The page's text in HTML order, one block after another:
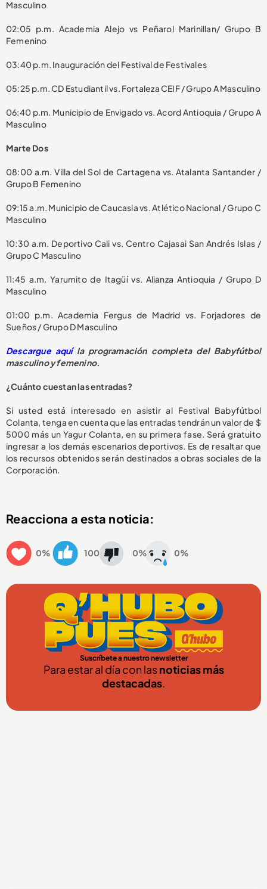
Masculino
02:05 p.m. Academia Alejo vs Peñarol Marinillan/ Grupo B
Femenino
03:40 p.m. Inauguración del Festival de Festivales
05:25 p.m. CD Estudiantil vs. Fortaleza CEIF / Grupo A Masculino
06:40 p.m. Municipio de Envigado vs. Acord Antioquia / Grupo A
Masculino
Marte Dos
08:00 a.m. Villa del Sol de Cartagena vs. Atalanta Santander /
Grupo B Femenino
09:15 a.m. Municipio de Caucasia vs. Atlético Nacional / Grupo C
Masculino
10:30 a.m. Deportivo Cali vs. Centro Cajasai San Andrés Islas /
Grupo C Masculino
11:45 a.m. Yarumito de Itagüí vs. Alianza Antioquia / Grupo D
Masculino
01:00 p.m. Academia Fergus de Madrid vs. Forjadores de
Sueños / Grupo D Masculino
Descargue aquí la programación completa del Babyfútbol
masculino y femenino.
¿Cuánto cuestan las entradas?
Si usted está interesado en asistir al Festival Babyfútbol
Colanta, tenga en cuenta que las entradas tendrán un valor de $
5000 más un Yagur Colanta, en su primera fase. Será gratuito
ingresar a los demás escenarios deportivos. Es de resaltar que
los recursos obtenidos serán destinados a obras sociales de la
Corporación.
Reacciona a esta noticia:
0% 100 0% 0%
Suscríbete a nuestro newsletter
Para estar al día con lasnoticias más
destacadas.